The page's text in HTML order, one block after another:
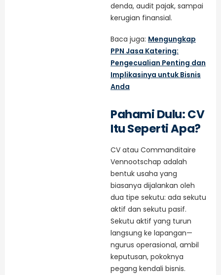
denda, audit pajak, sampai
kerugian finansial.
Baca juga: Mengungkap
PPN Jasa Katering:
Pengecualian Penting dan
Implikasinya untuk Bisnis
Anda
Pahami Dulu: CV
Itu Seperti Apa?
CV atau Commanditaire
Vennootschap adalah
bentuk usaha yang
biasanya dijalankan oleh
dua tipe sekutu: ada sekutu
aktif dan sekutu pasif.
Sekutu aktif yang turun
langsung ke lapangan—
ngurus operasional, ambil
keputusan, pokoknya
pegang kendali bisnis.